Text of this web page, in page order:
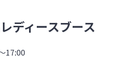
ディースブース
17:00